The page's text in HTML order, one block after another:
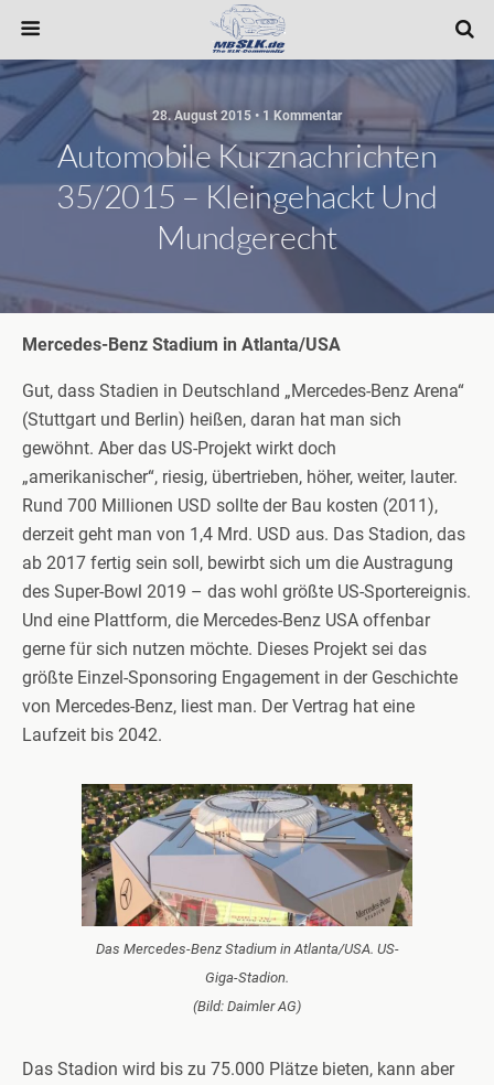
28. August 2015 • 1 Kommentar
Automobile Kurznachrichten
35/2015 – Kleingehackt Und
Mundgerecht
Mercedes-Benz Stadium in Atlanta/USA
Gut, dass Stadien in Deutschland „Mercedes-Benz Arena“
(Stuttgart und Berlin) heißen, daran hat man sich
gewöhnt. Aber das US-Projekt wirkt doch
„amerikanischer“, riesig, übertrieben, höher, weiter, lauter.
Rund 700 Millionen USD sollte der Bau kosten (2011),
derzeit geht man von 1,4 Mrd. USD aus. Das Stadion, das
ab 2017 fertig sein soll, bewirbt sich um die Austragung
des Super-Bowl 2019 – das wohl größte US-Sportereignis.
Und eine Plattform, die Mercedes-Benz USA offenbar
gerne für sich nutzen möchte. Dieses Projekt sei das
größte Einzel-Sponsoring Engagement in der Geschichte
von Mercedes-Benz, liest man. Der Vertrag hat eine
Laufzeit bis 2042.
Das Mercedes-Benz Stadium in Atlanta/USA. US-
Giga-Stadion.
(Bild: Daimler AG)
Das Stadion wird bis zu 75.000 Plätze bieten, kann aber